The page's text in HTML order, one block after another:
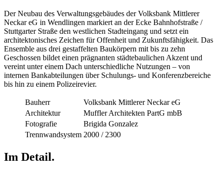
Der Neubau des Verwaltungsgebäudes der Volksbank Mittlerer
Neckar eG in Wendlingen markiert an der Ecke Bahnhofstraße /
Stuttgarter Straße den westlichen Stadteingang und setzt ein
architektonisches Zeichen für Offenheit und Zukunftsfähigkeit. Das
Ensemble aus drei gestaffelten Baukörpern mit bis zu zehn
Geschossen bildet einen prägnanten städtebaulichen Akzent und
vereint unter einem Dach unterschiedliche Nutzungen – von
internen Bankabteilungen über Schulungs- und Konferenzbereiche
bis hin zu einem Polizeirevier.
Bauherr
Volksbank Mittlerer Neckar eG
Architektur
Muffler Architekten PartG mbB
Fotografie
Brigida Gonzalez
Trennwandsystem 2000 / 2300
Im Detail.